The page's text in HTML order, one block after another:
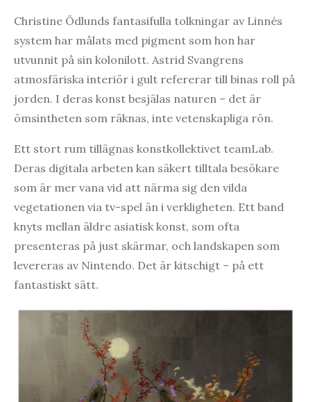
Christine Ödlunds fantasifulla tolkningar av Linnés
system har målats med pigment som hon har
utvunnit på sin kolonilott. Astrid Svangrens
atmosfäriska interiör i gult refererar till binas roll på
jorden. I deras konst besjälas naturen – det är
ömsintheten som räknas, inte vetenskapliga rön.
Ett stort rum tillägnas konstkollektivet teamLab.
Deras digitala arbeten kan säkert tilltala besökare
som är mer vana vid att närma sig den vilda
vegetationen via tv-spel än i verkligheten. Ett band
knyts mellan äldre asiatisk konst, som ofta
presenteras på just skärmar, och landskapen som
levereras av Nintendo. Det är kitschigt – på ett
fantastiskt sätt.